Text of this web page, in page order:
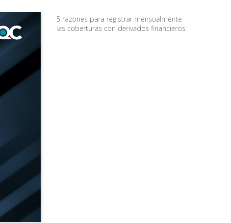
5 razones para registrar mensualmente
las coberturas con derivados financieros